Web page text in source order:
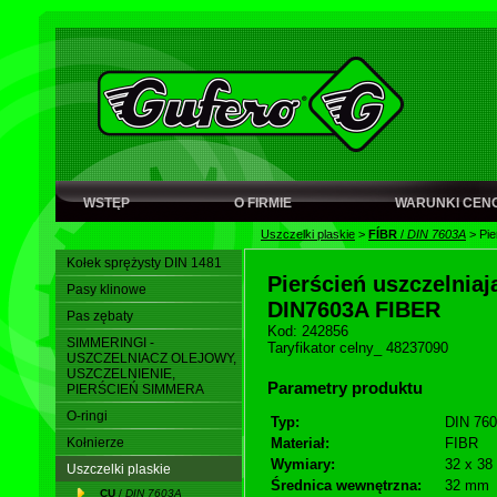
WSTĘP O FIRMIE WARUNKI
Uszczelki plaskie > FÍBR / DIN 7603A >
Kołek sprężysty DIN 1481
Pasy klinowe
Pas zębaty
SIMMERINGI -
USZCZELNIACZ OLEJOWY,
USZCZELNIENIE,
PIERŚCIEŃ SIMMERA
O-ringi
Kołnierze
Uszczelki plaskie
CU / DIN 7603A
Pierścień
DIN7603A FIBER
Kod: 242856
Taryfikator celny_ 48237090
Parametry produktu
Typ:
DIN
Materiał:
FIBR
Wymiary:
32 x 38
Średnica wewnętrzna:
32 mm